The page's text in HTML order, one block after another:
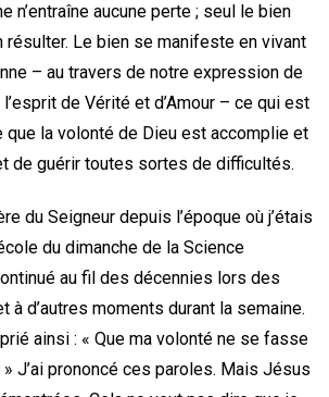
n’entraîne aucune perte ; seul le bien
résulter. Le bien se manifeste en vivant
– au travers de notre expression de
l’esprit de Vérité et d’Amour – ce qui est
que la volonté de Dieu est accomplie et
de guérir toutes sortes de difficultés.
du Seigneur depuis l’époque où j’étais
du dimanche de la Science
au fil des décennies lors des
à d’autres moments durant la semaine.
ainsi : « Que ma volonté ne se fasse
J’ai prononcé ces paroles. Mais Jésus